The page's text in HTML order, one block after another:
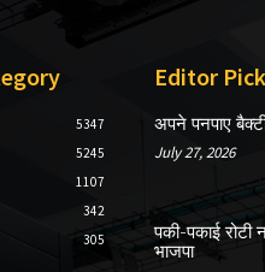
5347
5245
1107
342
305
Editor
अपने पनपाए
July 27, 2026
पकी-पकाई रोटी
भाजपा